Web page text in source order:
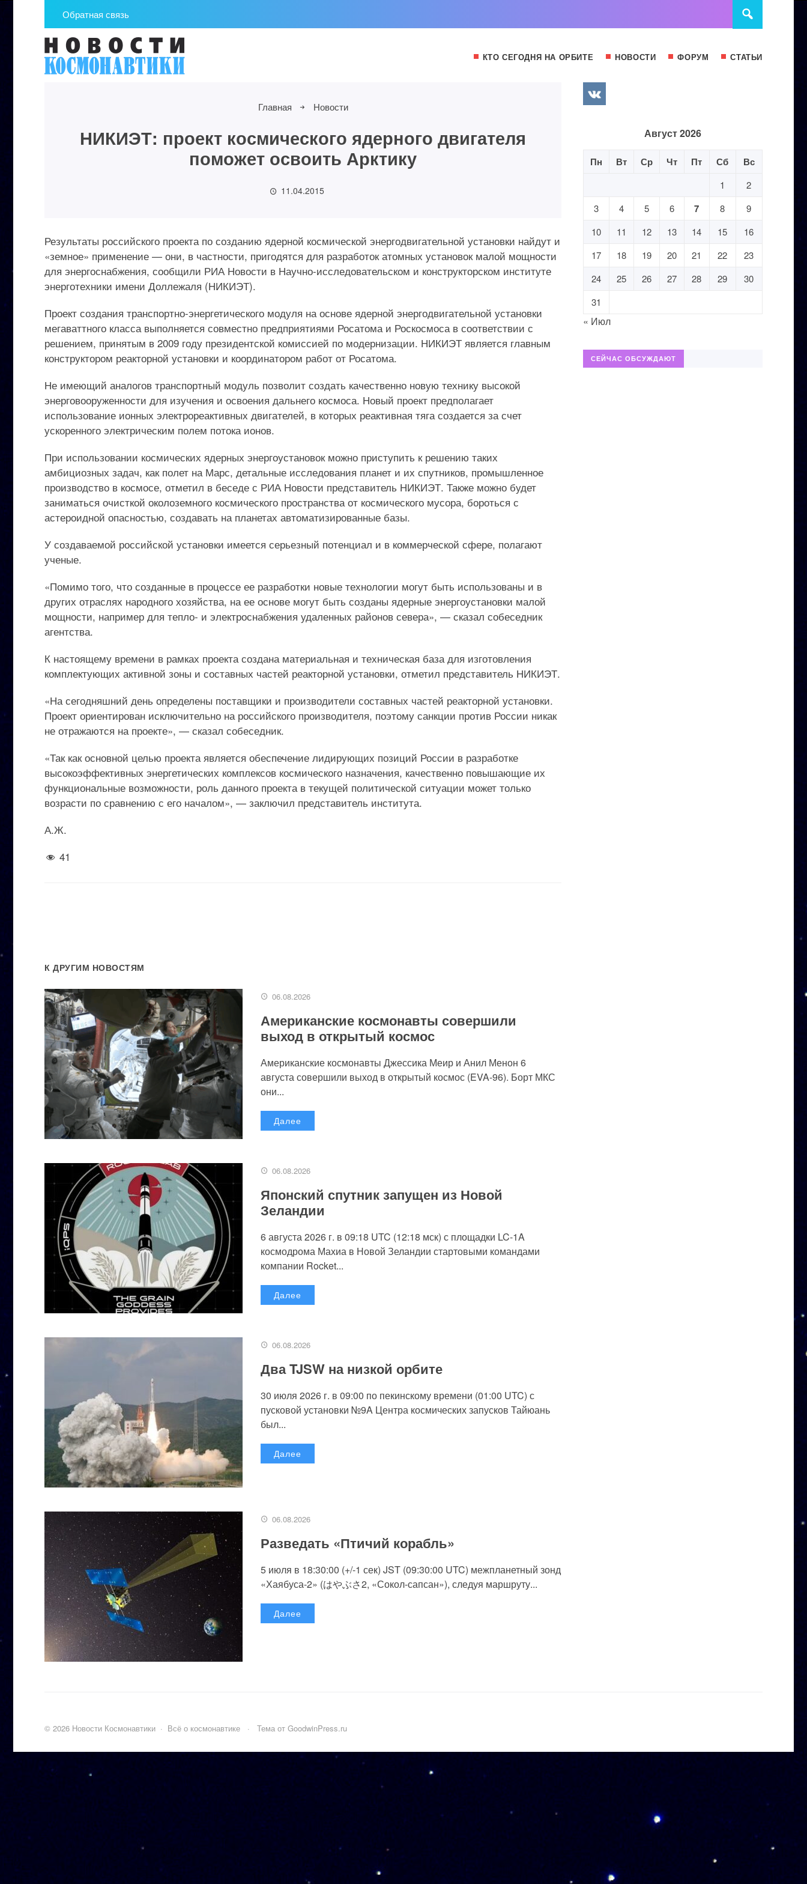
Обратная связь
КТО СЕГОДНЯ НА ОРБИТЕ НОВОСТИ ФОРУМ СТАТЬИ
Главная Новости
НИКИЭТ: проект космического ядерного двигателя
поможет освоить Арктику
11.04.2015
Результаты российского проекта по созданию ядерной космической энергодвигательной установки найдут и
«земное» применение — они, в частности, пригодятся для разработок атомных установок малой мощности
для энергоснабжения, сообщили РИА Новости в Научно-исследовательском и конструкторском институте
энерготехники имени Доллежаля (НИКИЭТ).
Проект создания транспортно-энергетического модуля на основе ядерной энергодвигательной установки
мегаваттного класса выполняется совместно предприятиями Росатома и Роскосмоса в соответствии с
решением, принятым в 2009 году президентской комиссией по модернизации. НИКИЭТ является главным
конструктором реакторной установки и координатором работ от Росатома.
Не имеющий аналогов транспортный модуль позволит создать качественно новую технику высокой
энерговооруженности для изучения и освоения дальнего космоса. Новый проект предполагает
использование ионных электрореактивных двигателей, в которых реактивная тяга создается за счет
ускоренного электрическим полем потока ионов.
При использовании космических ядерных энергоустановок можно приступить к решению таких
амбициозных задач, как полет на Марс, детальные исследования планет и их спутников, промышленное
производство в космосе, отметил в беседе с РИА Новости представитель НИКИЭТ. Также можно будет
заниматься очисткой околоземного космического пространства от космического мусора, бороться с
астероидной опасностью, создавать на планетах автоматизированные базы.
У создаваемой российской установки имеется серьезный потенциал и в коммерческой сфере, полагают
ученые.
«Помимо того, что созданные в процессе ее разработки новые технологии могут быть использованы и в
других отраслях народного хозяйства, на ее основе могут быть созданы ядерные энергоустановки малой
мощности, например для тепло- и электроснабжения удаленных районов севера», — сказал собеседник
агентства.
К настоящему времени в рамках проекта создана материальная и техническая база для изготовления
комплектующих активной зоны и составных частей реакторной установки, отметил представитель НИКИЭТ.
«На сегодняшний день определены поставщики и производители составных частей реакторной установки.
Проект ориентирован исключительно на российского производителя, поэтому санкции против России никак
не отражаются на проекте», — сказал собеседник.
«Так как основной целью проекта является обеспечение лидирующих позиций России в разработке
высокоэффективных энергетических комплексов космического назначения, качественно повышающие их
функциональные возможности, роль данного проекта в текущей политической ситуации может только
возрасти по сравнению с его началом», — заключил представитель института.
А.Ж.
41
К ДРУГИМ НОВОСТЯМ
06.08.2026
Американские космонавты совершили
выход в открытый космос
Американские космонавты Джессика Меир и Анил Менон 6
августа совершили выход в открытый космос (EVA-96). Борт МКС
они...
Далее
06.08.2026
Японский спутник запущен из Новой
Зеландии
6 августа 2026 г. в 09:18 UTC (12:18 мск) с площадки LC-1A
космодрома Махиа в Новой Зеландии стартовыми командами
компании Rocket...
Далее
06.08.2026
Два TJSW на низкой орбите
30 июля 2026 г. в 09:00 по пекинскому времени (01:00 UTC) с
пусковой установки №9A Центра космических запусков Тайюань
был...
Далее
06.08.2026
Разведать «Птичий корабль»
5 июля в 18:30:00 (+/-1 сек) JST (09:30:00 UTC) межпланетный зонд
«Хаябуса-2» (はやぶさ2, «Сокол-сапсан»), следуя маршруту...
Далее
Август 2026
Пн Вт Ср Чт Пт Сб Вс
1
2
3
4 5 6 7 8
9
10
11 12 13 14 15
16
17
18 19 20 21 22
23
24
25 26 27 28 29
30
31
« Июл
СЕЙЧАС ОБСУЖДАЮТ
© 2026 Новости Космонавтики · Всё о космонавтике · Тема от GoodwinPress.ru